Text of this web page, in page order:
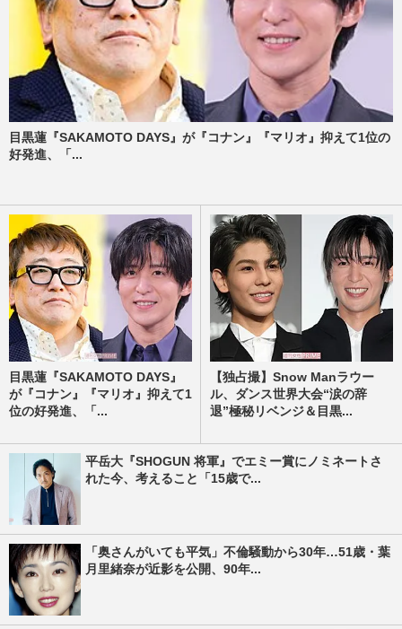
目黒蓮『SAKAMOTO DAYS』が『コナン』『マリオ』抑えて1位の
好発進、「...
目黒蓮『SAKAMOTO DAYS』
が『コナン』『マリオ』抑えて1
位の好発進、「...
【独占撮】Snow Manラウー
ル、ダンス世界大会“涙の辞
退”極秘リベンジ＆目黒...
平岳大『SHOGUN 将軍』でエミー賞にノミネートさ
れた今、考えること「15歳で...
「奥さんがいても平気」不倫騒動から30年…51歳・葉
月里緒奈が近影を公開、90年...